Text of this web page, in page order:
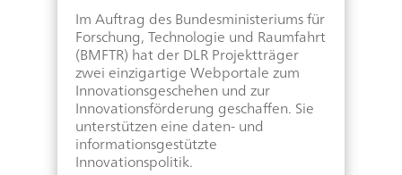
Im Auftrag des Bundesministeriums für
Forschung, Technologie und Raumfahrt
(BMFTR) hat der DLR Projektträger
zwei einzigartige Webportale zum
Innovationsgeschehen und zur
Innovationsförderung geschaffen. Sie
unterstützen eine daten- und
informationsgestützte
Innovationspolitik.